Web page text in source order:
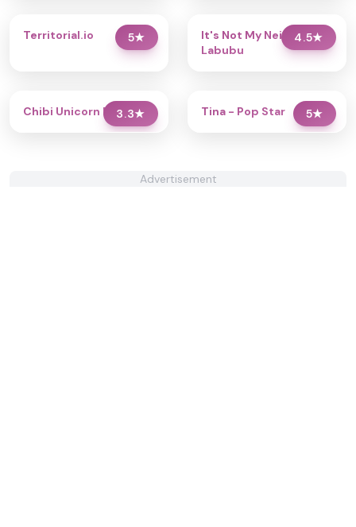
5★
Territorial.io 4.5★
It's Not My Neighbor:
Labubu
3.3★
Chibi Unicorn Dress Up 5★
Tina - Pop Star
Advertisement